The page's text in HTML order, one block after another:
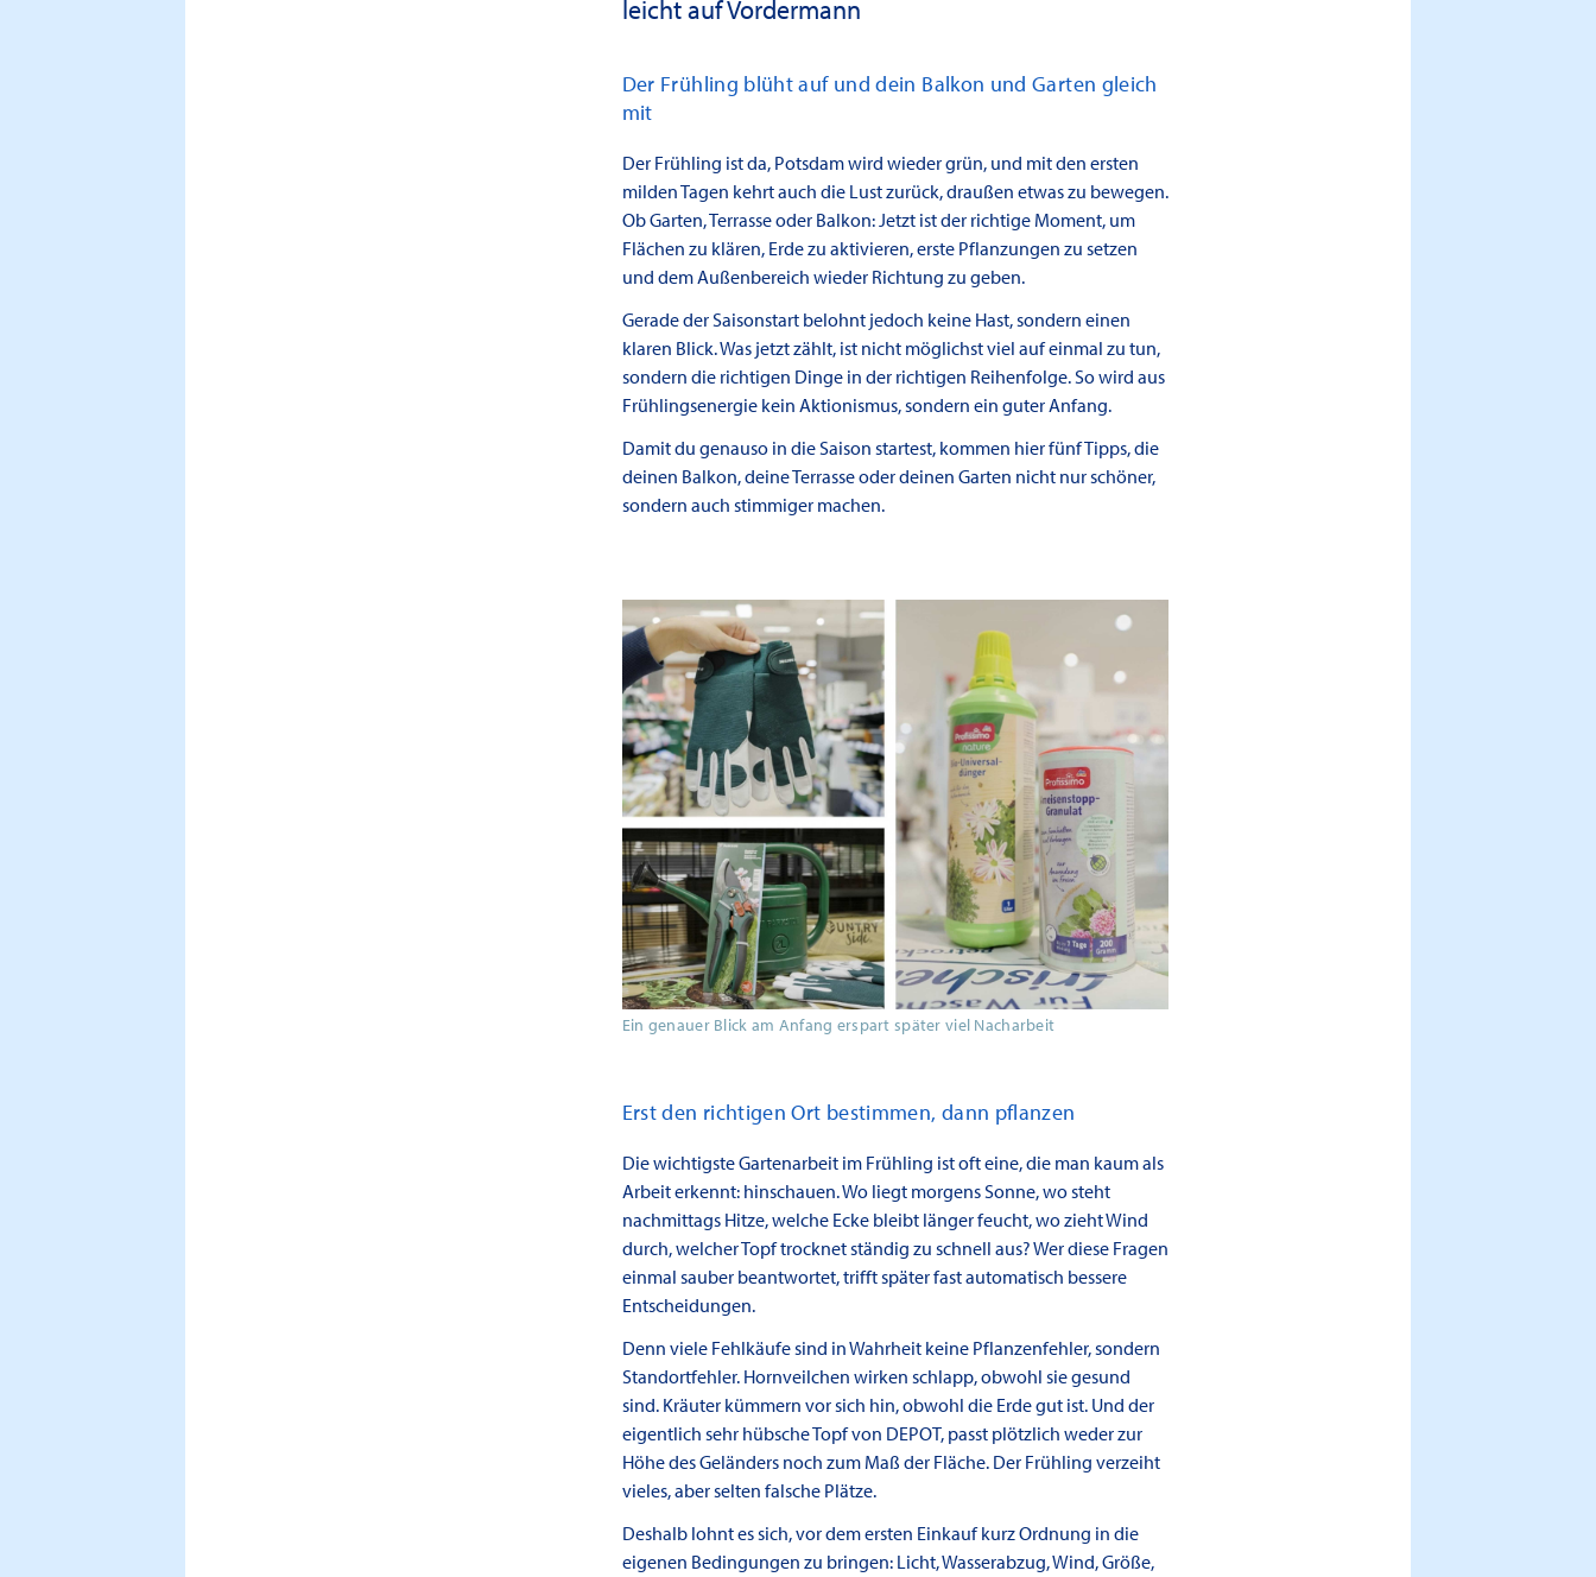
leicht auf Vordermann
Der Frühling blüht auf und dein Balkon und Garten gleich
mit
Der Frühling ist da, Potsdam wird wieder grün, und mit den ersten
milden Tagen kehrt auch die Lust zurück, draußen etwas zu bewegen.
Ob Garten, Terrasse oder Balkon: Jetzt ist der richtige Moment, um
Flächen zu klären, Erde zu aktivieren, erste Pflanzungen zu setzen
und dem Außenbereich wieder Richtung zu geben.
Gerade der Saisonstart belohnt jedoch keine Hast, sondern einen
klaren Blick. Was jetzt zählt, ist nicht möglichst viel auf einmal zu tun,
sondern die richtigen Dinge in der richtigen Reihenfolge. So wird aus
Frühlingsenergie kein Aktionismus, sondern ein guter Anfang.
Damit du genauso in die Saison startest, kommen hier fünf Tipps, die
deinen Balkon, deine Terrasse oder deinen Garten nicht nur schöner,
sondern auch stimmiger machen.
Ein genauer Blick am Anfang erspart später viel Nacharbeit
Erst den richtigen Ort bestimmen, dann pflanzen
Die wichtigste Gartenarbeit im Frühling ist oft eine, die man kaum als
Arbeit erkennt: hinschauen. Wo liegt morgens Sonne, wo steht
nachmittags Hitze, welche Ecke bleibt länger feucht, wo zieht Wind
durch, welcher Topf trocknet ständig zu schnell aus? Wer diese Fragen
einmal sauber beantwortet, trifft später fast automatisch bessere
Entscheidungen.
Denn viele Fehlkäufe sind in Wahrheit keine Pflanzenfehler, sondern
Standortfehler. Hornveilchen wirken schlapp, obwohl sie gesund
sind. Kräuter kümmern vor sich hin, obwohl die Erde gut ist. Und der
eigentlich sehr hübsche Topf von DEPOT, passt plötzlich weder zur
Höhe des Geländers noch zum Maß der Fläche. Der Frühling verzeiht
vieles, aber selten falsche Plätze.
Deshalb lohnt es sich, vor dem ersten Einkauf kurz Ordnung in die
eigenen Bedingungen zu bringen: Licht, Wasserabzug, Wind, Größe,